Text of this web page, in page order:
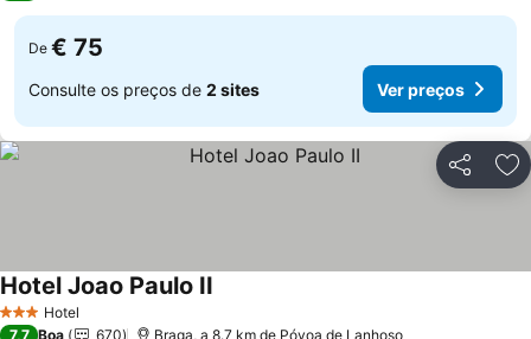
De € 75
Consulte os preços de 2 sites Ver preços
Partilhar
3 EstrelasHotel
Hotel Joao Paulo II
7,7 Boa 670 Braga, a 8.7 km de Póvoa de Lanhoso